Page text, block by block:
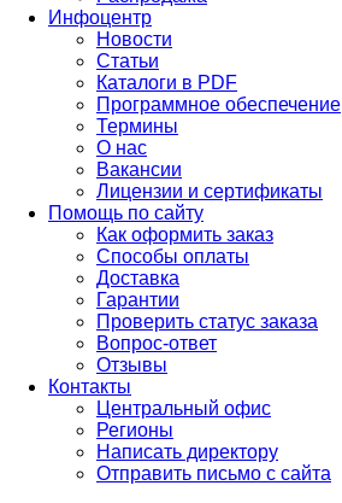
Инфоцентр
Новости
Статьи
Каталоги в PDF
Программное обеспечение
Термины
О нас
Вакансии
Лицензии и сертификаты
Помощь по сайту
Как оформить заказ
Способы оплаты
Доставка
Гарантии
Проверить статус заказа
Вопрос-ответ
Отзывы
Контакты
Центральный офис
Регионы
Написать директору
Отправить письмо с сайта